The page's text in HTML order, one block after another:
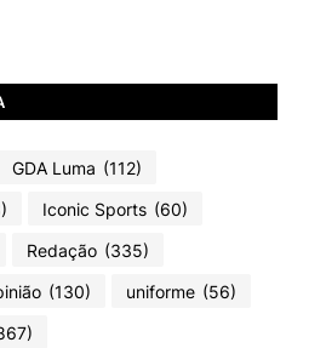
GDA Luma (112)
Iconic Sports (60)
Redação (335)
(130) uniforme (56)